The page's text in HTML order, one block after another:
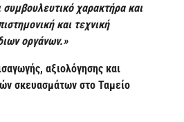
χαρακτήρα και
και τεχνική
οργάνων.»
αξιολόγησης και
σκευασμάτων στο Ταμείο